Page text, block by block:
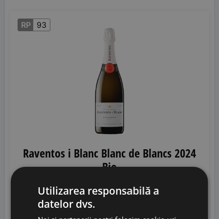
RP 93
Raventos i Blanc Blanc de Blancs 2024
Bio
Raventos i Blanc • Spania
Anoia
Utilizarea responsabilă a
datelor dvs.